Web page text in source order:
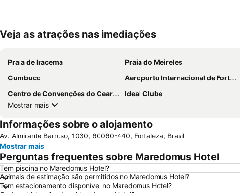
Veja as atrações nas imediações
Praia de Iracema Praia do Meireles
Cumbuco
Aeroporto Internacional de Fortaleza - Pinto Martins
Centro de Convenções do Ceará - Edson Queiroz
Ideal Clube
Mostrar mais
Informações sobre o alojamento
Av. Almirante Barroso, 1030, 60060-440, Fortaleza, Brasil
Mostrar mais
Perguntas frequentes sobre Maredomus Hotel
Tem piscina no Maredomus Hotel?
Animais de estimação são permitidos no Maredomus Hotel?
Tem estacionamento disponível no Maredomus Hotel?